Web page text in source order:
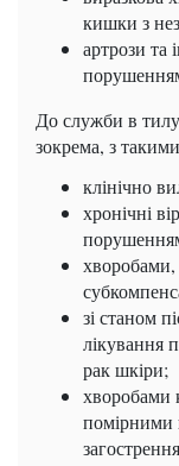
кишки з
артрози та
До служби в
зокрема, з
клінічно
хронічні
зі станом
лікування
рак шкіри;
хворобами
помірними